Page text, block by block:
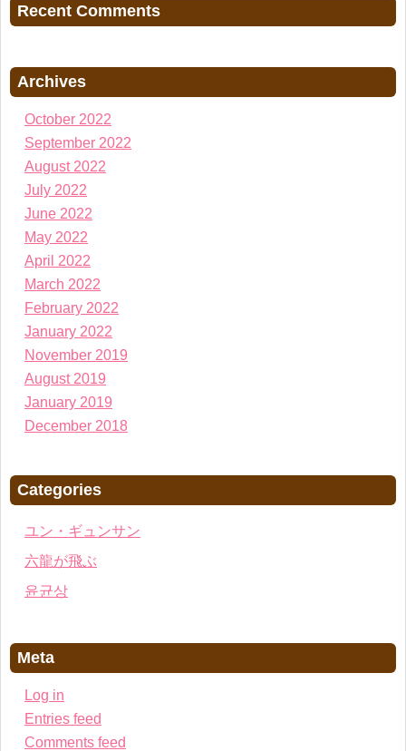
Recent Comments
Archives
October 2022
September 2022
August 2022
July 2022
June 2022
May 2022
April 2022
March 2022
February 2022
January 2022
November 2019
August 2019
January 2019
December 2018
Categories
ユン・ギュンサン
六龍が飛ぶ
윤균상
Meta
Log in
Entries feed
Comments feed